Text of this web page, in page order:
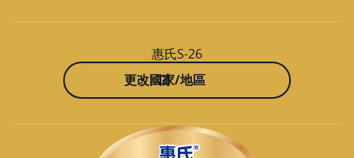
惠氏S-26
更改國家/地區